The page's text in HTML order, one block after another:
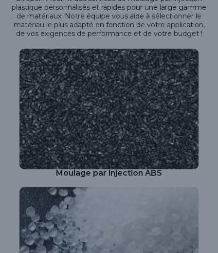
plastique personnalisés et rapides pour une large gamme
de matériaux. Notre équipe vous aide à sélectionner le
matériau le plus adapté en fonction de votre application,
de vos exigences de performance et de votre budget !
Moulage par injection ABS